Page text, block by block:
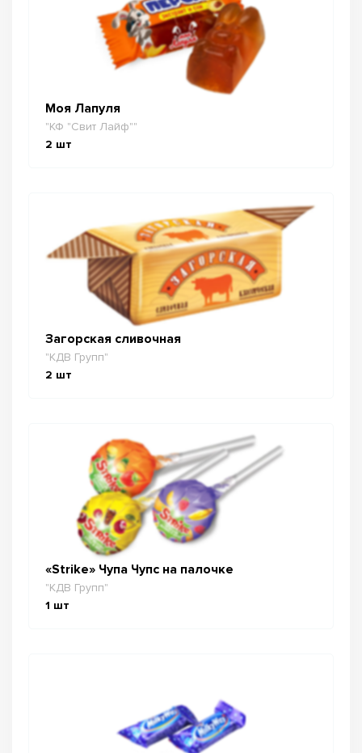
Моя Лапуля
"КФ "Свит Лайф""
2 шт
Загорская сливочная
"КДВ Групп"
2 шт
«Strike» Чупа Чупс на палочке
"КДВ Групп"
1 шт